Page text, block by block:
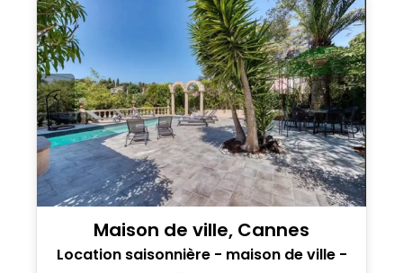
Maison de ville, Cannes
Location saisonnière - maison de ville -